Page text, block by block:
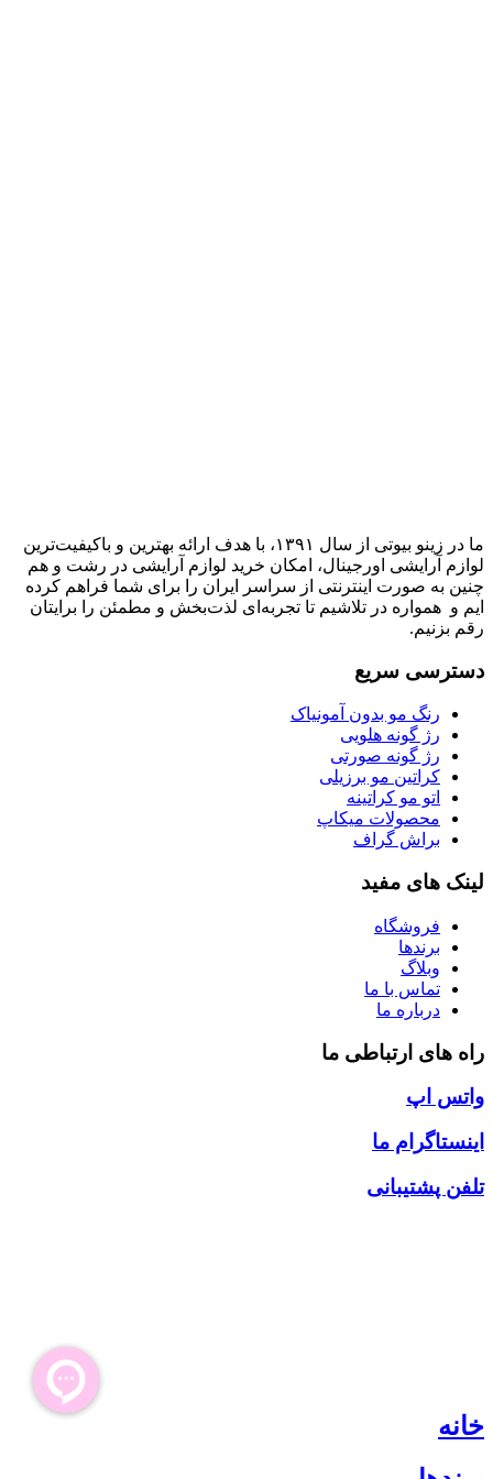
ما در زینو بیوتی از سال ۱۳۹۱، با هدف ارائه بهترین و باکیفیت‌ترین
لوازم آرایشی اورجینال، امکان خرید لوازم آرایشی در رشت و هم
چنین به صورت اینترنتی از سراسر ایران را برای شما فراهم کرده
ایم و همواره در تلاشیم تا تجربه‌ای لذت‌بخش و مطمئن را برایتان
رقم بزنیم.
دسترسی سریع
رنگ مو بدون آمونیاک
رژ گونه هلویی
رژ گونه صورتی
کراتین مو برزیلی
اتو مو کراتینه
محصولات میکاپ
براش گراف
لینک های مفید
فروشگاه
برندها
وبلاگ
تماس با ما
درباره ما
راه های ارتباطی ما
واتس اپ
اینستاگرام ما
تلفن پشتیبانی
خانه